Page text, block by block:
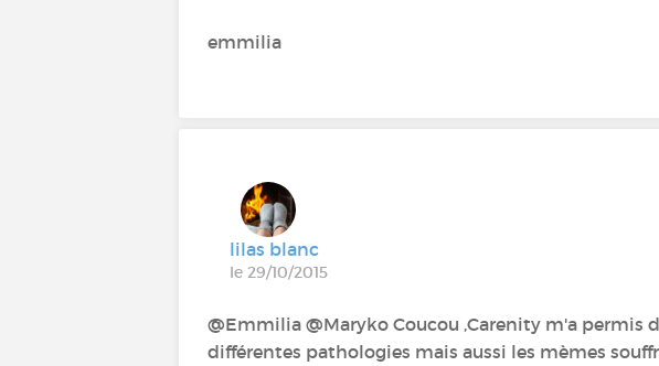
emmilia
lilas blanc
le 29/10/2015
@Emmilia @Maryko Coucou ,Carenity m'a permis
différentes pathologies mais aussi les mèmes